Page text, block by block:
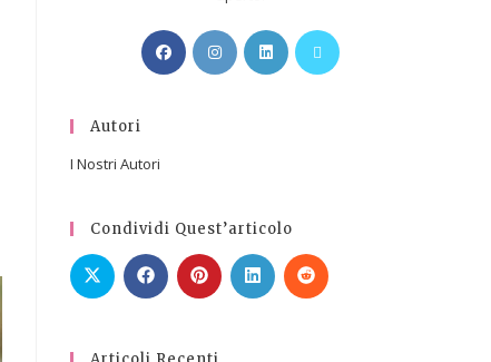
Autori
I Nostri Autori
Condividi Quest’articolo